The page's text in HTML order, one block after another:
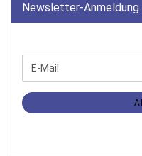
Newsletter-Anmeldung
WEITER
ZUR
NEWSLETTER-
ANMELDUNG
E-
Mail